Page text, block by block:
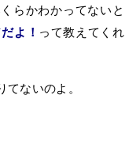
らかわかってないと
よ！ って教えてくれ
ないのよ。